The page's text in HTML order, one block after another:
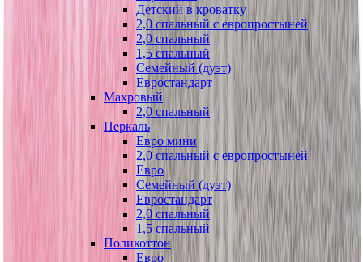
Детский в кроватку
2,0 спальный с европростыней
2,0 спальный
1,5 спальный
Семейный (дуэт)
Евростандарт
Махровый
2,0 спальный
Перкаль
Евро мини
2,0 спальный с европростыней
Евро
Семейный (дуэт)
Евростандарт
2,0 спальный
1,5 спальный
Поликоттон
Евро